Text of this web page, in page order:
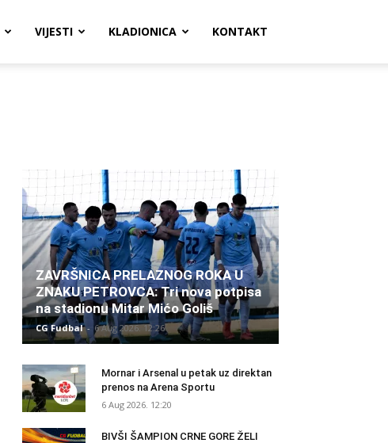
VIJESTI KLADIONICA KONTAKT
ZAVRŠNICA PRELAZNOG ROKA U
ZNAKU PETROVCA: Tri nova potpisa
na stadionu Mitar Mićo Goliš
CG Fudbal - 6 Aug 2026. 12:26
Mornar i Arsenal u petak uz direktan
prenos na Arena Sportu
6 Aug 2026. 12:20
BIVŠI ŠAMPION CRNE GORE ŽELI